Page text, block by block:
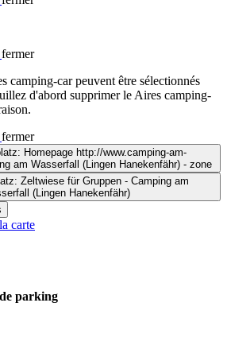
fermer
camping-car peuvent être sélectionnés
d'abord supprimer le Aires camping-
fermer
parking